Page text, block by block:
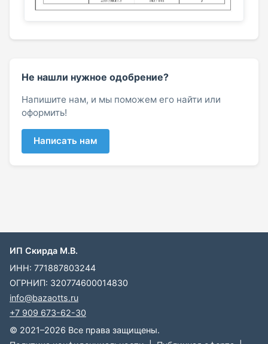
Не нашли нужное одобрение?
Напишите нам, и мы поможем его найти или
оформить!
Написать нам
ИП Скирда М.В.
ИНН: 771887803244
ОГРНИП: 320774600014830
info@bazaotts.ru
+7 909 673-62-30
© 2021–2026 Все права защищены.